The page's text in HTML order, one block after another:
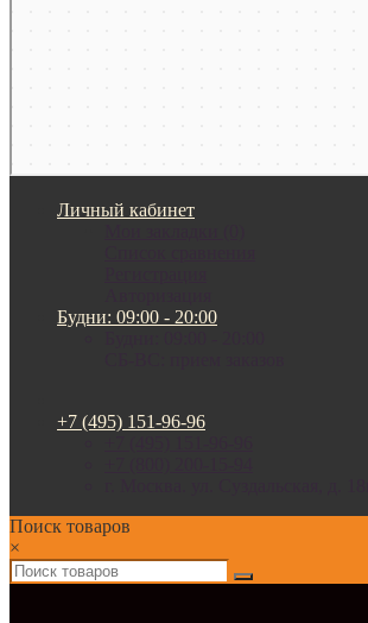
Личный кабинет
Будни: 09:00 - 20:00
+7 (495) 151-96-96
Поиск товаров
×